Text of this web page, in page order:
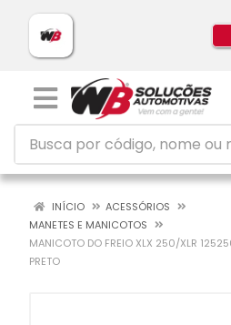
INÍCIO
ACESSÓRIOS
MANETES E MANICOTOS
MANICOTO DO FREIO XLX 250/XLR
PRETO